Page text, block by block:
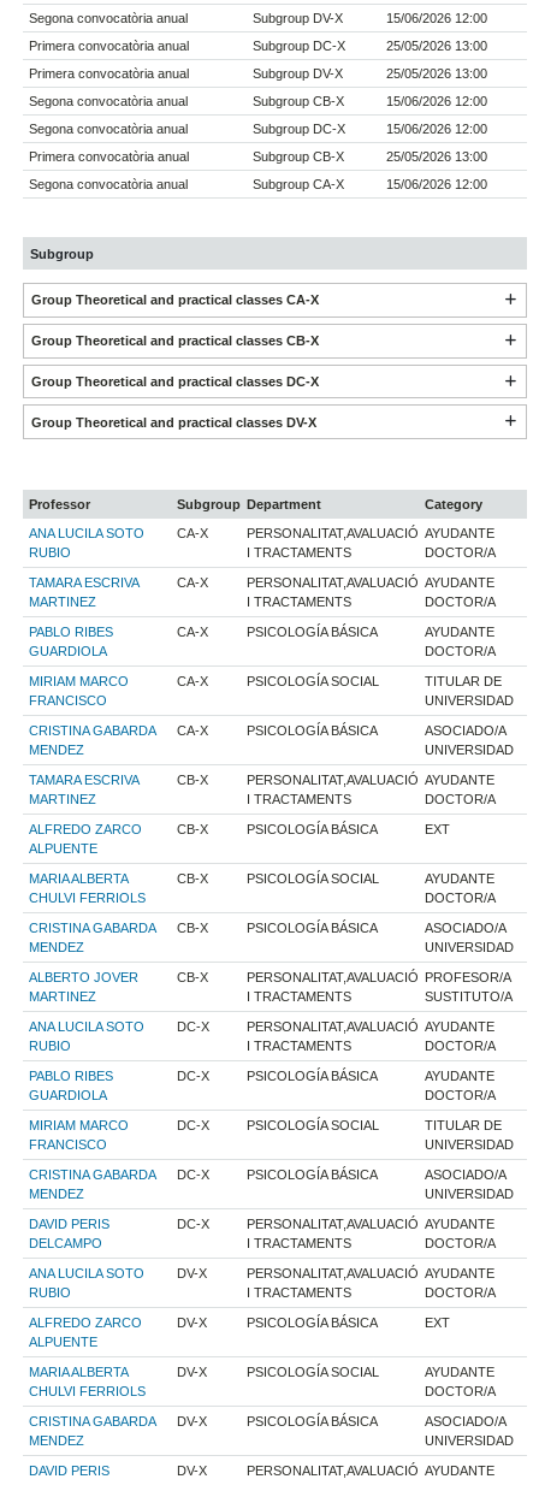
Segona convocatòria anual
Subgroup DV-X
15/06/2026 12:00
Primera convocatòria anual
Subgroup DC-X
25/05/2026 13:00
Primera convocatòria anual
Subgroup DV-X
25/05/2026 13:00
Segona convocatòria anual
Subgroup CB-X
15/06/2026 12:00
Segona convocatòria anual
Subgroup DC-X
15/06/2026 12:00
Primera convocatòria anual
Subgroup CB-X
25/05/2026 13:00
Segona convocatòria anual
Subgroup CA-X 15/06/2026 12:00
Subgroup
Group Theoretical and practical classes CA-X
Group Theoretical and practical classes CB-X
Group Theoretical and practical classes DC-X
Group Theoretical and practical classes DV-X
Professor Subgroup Department
Category
ANA LUCILA SOTO
RUBIO
CA-X
PERSONALITAT,AVALUACIÓ
I TRACTAMENTS
AYUDANTE
DOCTOR/A
TAMARA ESCRIVA
MARTINEZ
CA-X
PERSONALITAT,AVALUACIÓ
I TRACTAMENTS
AYUDANTE
DOCTOR/A
PABLO RIBES
GUARDIOLA
CA-X PSICOLOGÍA BÁSICA
AYUDANTE
DOCTOR/A
MIRIAM MARCO
FRANCISCO
CA-X PSICOLOGÍA SOCIAL
TITULAR DE
UNIVERSIDAD
CRISTINA GABARDA
MENDEZ
CA-X PSICOLOGÍA BÁSICA
ASOCIADO/A
UNIVERSIDAD
TAMARA ESCRIVA
MARTINEZ
CB-X
PERSONALITAT,AVALUACIÓ
I TRACTAMENTS
AYUDANTE
DOCTOR/A
ALFREDO ZARCO
ALPUENTE
CB-X PSICOLOGÍA BÁSICA EXT
MARIA ALBERTA
CHULVI FERRIOLS
CB-X PSICOLOGÍA SOCIAL
AYUDANTE
DOCTOR/A
CRISTINA GABARDA
MENDEZ
CB-X PSICOLOGÍA BÁSICA
ASOCIADO/A
UNIVERSIDAD
ALBERTO JOVER
MARTINEZ
CB-X
PERSONALITAT,AVALUACIÓ
I TRACTAMENTS
PROFESOR/A
SUSTITUTO/A
ANA LUCILA SOTO
RUBIO
DC-X
PERSONALITAT,AVALUACIÓ
I TRACTAMENTS
AYUDANTE
DOCTOR/A
PABLO RIBES
GUARDIOLA
DC-X PSICOLOGÍA BÁSICA
AYUDANTE
DOCTOR/A
MIRIAM MARCO
FRANCISCO
DC-X PSICOLOGÍA SOCIAL
TITULAR DE
UNIVERSIDAD
CRISTINA GABARDA
MENDEZ
DC-X PSICOLOGÍA BÁSICA
ASOCIADO/A
UNIVERSIDAD
DAVID PERIS
DELCAMPO
DC-X
PERSONALITAT,AVALUACIÓ
I TRACTAMENTS
AYUDANTE
DOCTOR/A
ANA LUCILA SOTO
RUBIO
DV-X
PERSONALITAT,AVALUACIÓ
I TRACTAMENTS
AYUDANTE
DOCTOR/A
ALFREDO ZARCO
ALPUENTE
DV-X PSICOLOGÍA BÁSICA EXT
MARIA ALBERTA
CHULVI FERRIOLS
DV-X PSICOLOGÍA SOCIAL
AYUDANTE
DOCTOR/A
CRISTINA GABARDA
MENDEZ
DV-X PSICOLOGÍA BÁSICA
ASOCIADO/A
UNIVERSIDAD
DAVID PERIS
DV-X
PERSONALITAT,AVALUACIÓ AYUDANTE